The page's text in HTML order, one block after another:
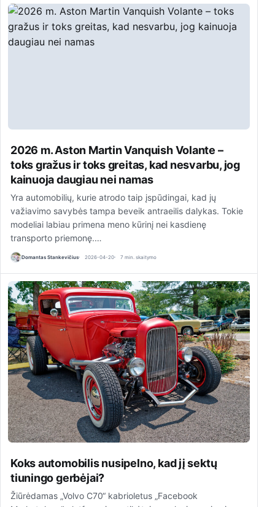
2026 m. Aston Martin Vanquish Volante –
toks gražus ir toks greitas, kad nesvarbu, jog
kainuoja daugiau nei namas
Yra automobilių, kurie atrodo taip įspūdingai, kad jų
važiavimo savybės tampa beveik antraeilis dalykas. Tokie
modeliai labiau primena meno kūrinį nei kasdienę
transporto priemonę.…
Domantas Stankevičius 2026-04-20 7 min. skaitymo
Koks automobilis nusipelno, kad jį sektų
tiuningo gerbėjai?
Žiūrėdamas „Volvo C70“ kabrioletus „Facebook